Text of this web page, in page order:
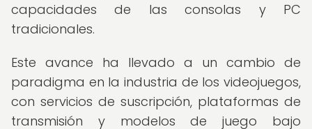
capacidades de las consolas y PC
tradicionales.
Este avance ha llevado a un cambio de
paradigma en la industria de los videojuegos,
con servicios de suscripción, plataformas de
transmisión y modelos de juego bajo